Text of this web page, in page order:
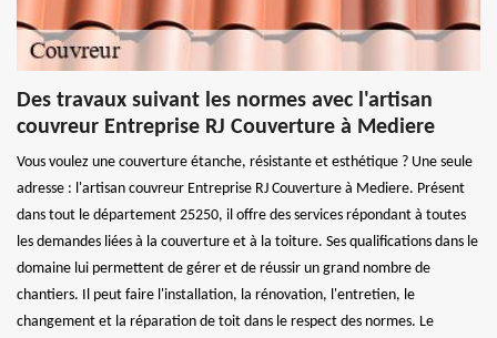
Des travaux suivant les normes avec l'artisan
couvreur Entreprise RJ Couverture à Mediere
Vous voulez une couverture étanche, résistante et esthétique ? Une seule
adresse : l'artisan couvreur Entreprise RJ Couverture à Mediere. Présent
dans tout le département 25250, il offre des services répondant à toutes
les demandes liées à la couverture et à la toiture. Ses qualifications dans le
domaine lui permettent de gérer et de réussir un grand nombre de
chantiers. Il peut faire l'installation, la rénovation, l'entretien, le
changement et la réparation de toit dans le respect des normes. Le